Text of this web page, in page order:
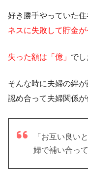
好き勝手やっていた住
ネスに失敗して貯金が
失った額は「億」 でし
そんな時に夫婦の絆
認め合って夫婦関係が
「お互い良い
婦で補い合っ